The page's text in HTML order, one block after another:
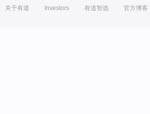
关于有道 Investors 有道智选 官方博客